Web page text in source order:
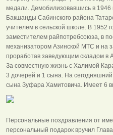
медали. Демобилизовавшись в 1946
Бакшанды Сабинского района
учителем в сельской школе. В 1952
заместителем райпотребсоюза, в
механизатором Азинской МТС и на
проработав заведующим складом в
За совместную жизнь с Халимой
3 дочерей и 1 сына. На
сына Зуфара Хамитовича. Имеет 6
Персональные поздравления от
персональный подарок вручил